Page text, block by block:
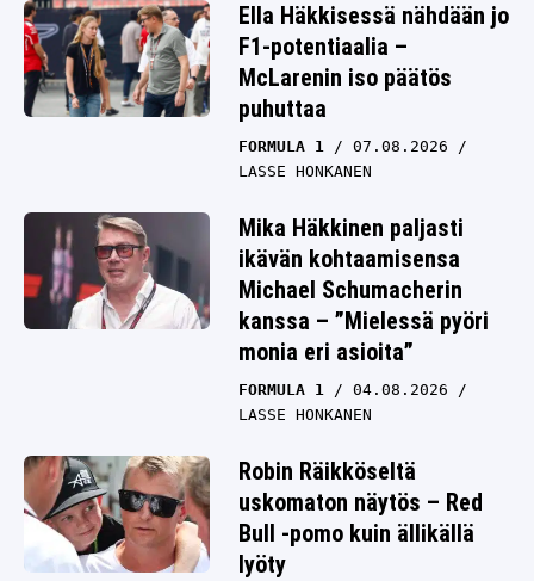
Ella Häkkisessä nähdään jo
F1-potentiaalia –
McLarenin iso päätös
puhuttaa
FORMULA 1
07.08.2026
LASSE HONKANEN
Mika Häkkinen paljasti
ikävän kohtaamisensa
Michael Schumacherin
kanssa – ”Mielessä pyöri
monia eri asioita”
FORMULA 1
04.08.2026
LASSE HONKANEN
Robin Räikköseltä
uskomaton näytös – Red
Bull -pomo kuin ällikällä
lyöty